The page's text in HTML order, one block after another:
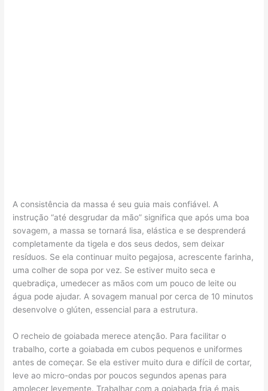
A consistência da massa é seu guia mais confiável. A
instrução “até desgrudar da mão” significa que após uma boa
sovagem, a massa se tornará lisa, elástica e se desprenderá
completamente da tigela e dos seus dedos, sem deixar
resíduos. Se ela continuar muito pegajosa, acrescente farinha,
uma colher de sopa por vez. Se estiver muito seca e
quebradiça, umedecer as mãos com um pouco de leite ou
água pode ajudar. A sovagem manual por cerca de 10 minutos
desenvolve o glúten, essencial para a estrutura.
O recheio de goiabada merece atenção. Para facilitar o
trabalho, corte a goiabada em cubos pequenos e uniformes
antes de começar. Se ela estiver muito dura e difícil de cortar,
leve ao micro-ondas por poucos segundos apenas para
amolecer levemente. Trabalhar com a goiabada fria é mais